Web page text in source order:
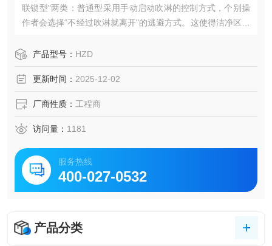
联锁型"两类：普通型采用手动启动吹淋的控制方式，个别操
作者会选择“不经过吹淋就离开"的逃避方式。这使得洁净区的
产品型号： HZD
更新时间： 2025-12-02
厂商性质： 工程商
访问量： 1181
服务热线
400-027-0532
产品分类